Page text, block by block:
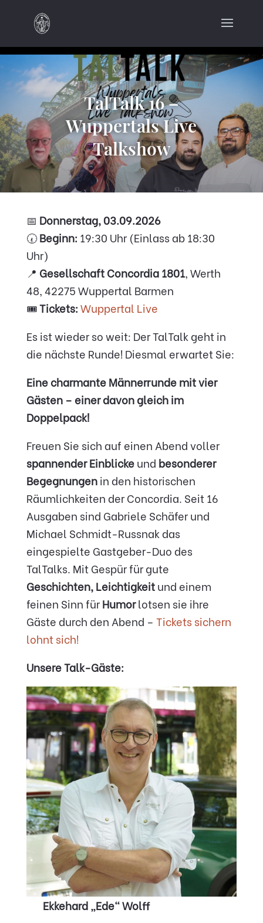
TalTalk 16 –
Wuppertals Live
Talkshow
📅 Donnerstag, 03.09.2026
🕢Beginn: 19:30 Uhr (Einlass ab 18:30
Uhr)
📍 Gesellschaft Concordia 1801, Werth
48, 42275 Wuppertal Barmen
🎟️Tickets:Wuppertal Live
Es ist wieder so weit: Der TalTalk geht in
die nächste Runde! Diesmal erwartet Sie:
Eine charmante Männerrunde mit vier
Gästen – einer davon gleich im
Doppelpack!
Freuen Sie sich auf einen Abend voller
spannender Einblickeund besonderer
Begegnungenin den historischen
Räumlichkeiten der Concordia. Seit 16
Ausgaben sind Gabriele Schäfer und
Michael Schmidt-Russnak das
eingespielte Gastgeber-Duo des
TalTalks. Mit Gespür für gute
Geschichten, Leichtigkeitund einem
feinen Sinn fürHumorlotsen sie ihre
Gäste durch den Abend – Tickets sichern
lohnt sich!
Unsere Talk-Gäste:
Ekkehard „Ede“ Wolff